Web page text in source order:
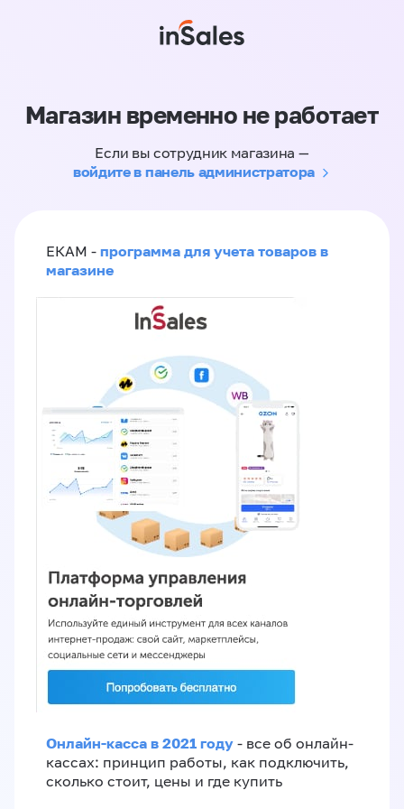
Магазин временно не работает
Если вы сотрудник магазина —
войдите в панель администратора
ЕКАМ - программа для учета товаров в
магазине
Онлайн-касса в 2021 году - все об онлайн-
кассах: принцип работы, как подключить,
сколько стоит, цены и где купить